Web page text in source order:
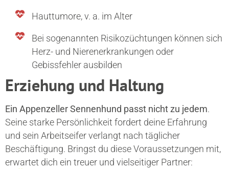
Hauttumore, v. a. im Alter
Bei sogenannten Risikozüchtungen können sich
Herz- und Nierenerkrankungen oder
Gebissfehler ausbilden
Erziehung und Haltung
Ein Appenzeller Sennenhund passt nicht zu jedem.
Seine starke Persönlichkeit fordert deine Erfahrung
und sein Arbeitseifer verlangt nach täglicher
Beschäftigung. Bringst du diese Voraussetzungen mit,
erwartet dich ein treuer und vielseitiger Partner: